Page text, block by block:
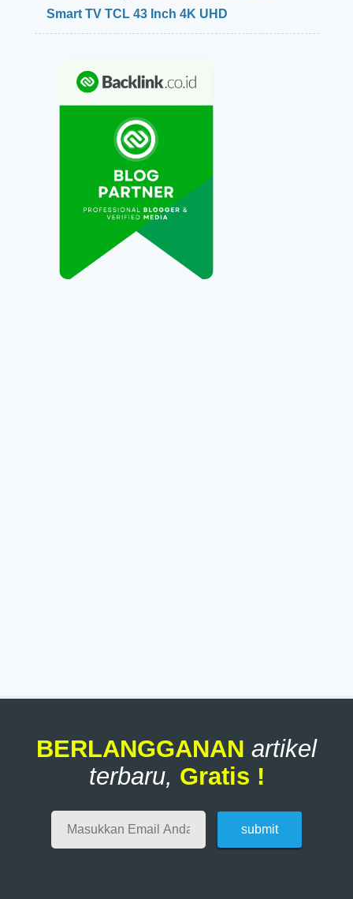
r
Smart TV TCL 43 Inch 4K UHD
BERLANGGANAN artikel
terbaru, Gratis !